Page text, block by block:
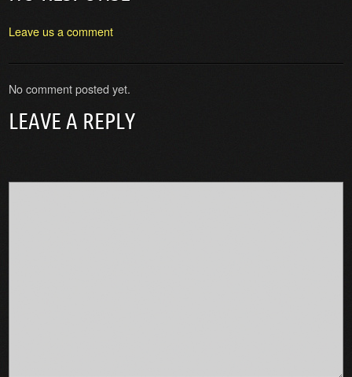
Leave us a comment
No comment posted yet.
LEAVE A REPLY